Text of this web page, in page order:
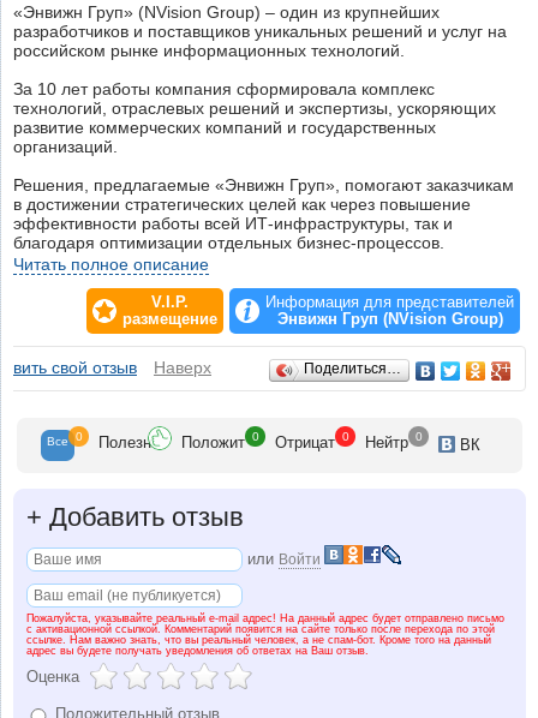
«Энвижн Груп» (NVision Group) – один из крупнейших
разработчиков и поставщиков уникальных решений и услуг на
российском рынке информационных технологий.
За 10 лет работы компания сформировала комплекс
технологий, отраслевых решений и экспертизы, ускоряющих
развитие коммерческих компаний и государственных
организаций.
Решения, предлагаемые «Энвижн Груп», помогают заказчикам
в достижении стратегических целей как через повышение
эффективности работы всей ИТ-инфраструктуры, так и
благодаря оптимизации отдельных бизнес-процессов.
Компания специализируется на разработке систем,
позволяющих значительно сократить затраты на
информатизацию бизнеса, обезопасить его и развивать новые
услуги, добиваясь повышения их качественного уровня.
Внедренная в компании система управления качеством
применительно к разработке, вводу в эксплуатацию и
обслуживанию информационных систем соответствует
системе сертификации ГОСТ Р).
мировых производителей оборудования и разработчиков
программного обеспечения.
Среди партнеров компании более 100 крупнейших мировых
поставщиков оборудования и программного обеспечения: APC,
EMC, General Electric, Hitachi Data Systems, HP, IBM, Juniper,
Microsoft, Oracle, Polycom, SAP, VMware и другие лидеры
мирового ИТ-рынка.
Читать полное описание
V.I.P.
размещение
Информация для представителей
Энвижн Груп (NVision Group)
Отзывы
свой отзыв Наверх Поделиться…
Все 0 Полезн Положит 0 Отрицат 0 Нейтр 0 ВК
+ Добавить отзыв
или Войти
Пожалуйста, указывайте реальный e-mail адрес! На данный адрес будет отправлено письмо
с активационной ссылкой. Комментарий появится на сайте только после перехода по этой
ссылке. Нам важно знать, что вы реальный человек, а не спам-бот. Кроме того на данный
адрес вы будете получать уведомления об ответах на Ваш отзыв.
Оценка
Положительный отзыв